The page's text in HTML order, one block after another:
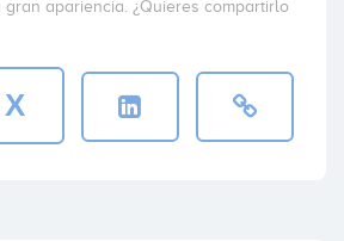
gran apariencia. ¿Quieres compartirlo
X